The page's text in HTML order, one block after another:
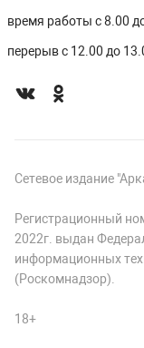
время работы с 8.00
перерыв с 12.00 до
Сетевое издание
Регистрационный
2022г. выдан
информационных
(Роскомнадзор).
18+